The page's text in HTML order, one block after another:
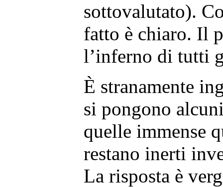
sottovalutato).
fatto è chiaro. Il
l’inferno di tutti
È stranamente
si pongono
quelle immense
restano inerti
La risposta è